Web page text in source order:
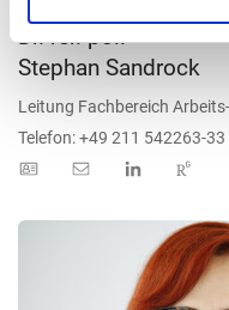
Dr. rer. pol.
Stephan Sandrock
Leitung Fachbereich
Telefon: +49 211 542263-33